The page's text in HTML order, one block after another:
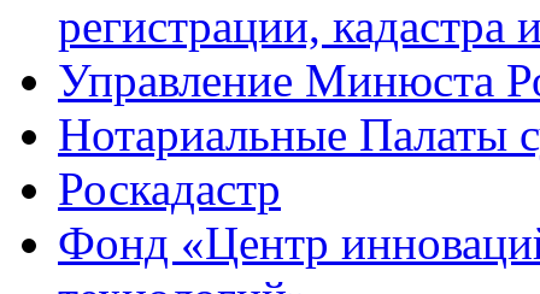
регистрации, кадастра
Управление Минюста
Нотариальные Палаты
Роскадастр
Фонд «Центр